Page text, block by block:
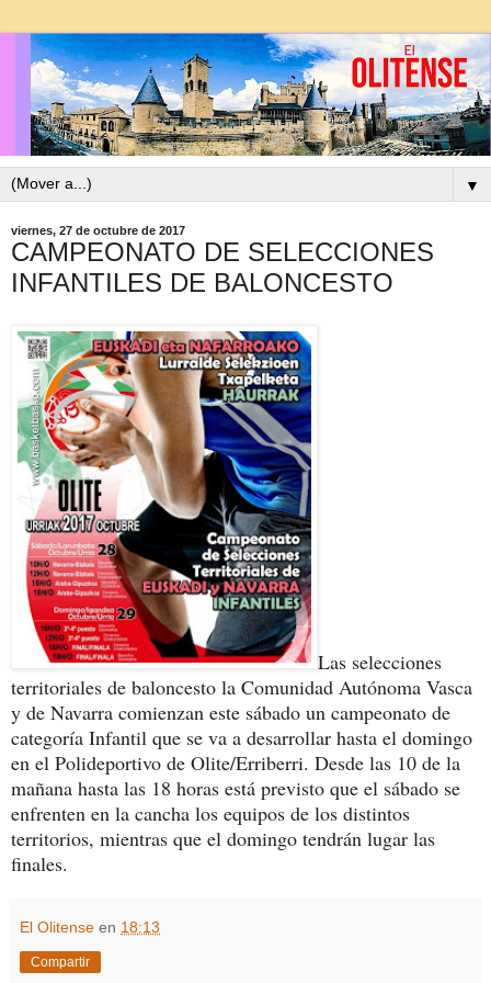
▼
viernes, 27 de octubre de 2017
CAMPEONATO DE SELECCIONES
INFANTILES DE BALONCESTO
Las selecciones
territoriales de baloncesto la Comunidad Autónoma Vasca
y de Navarra comienzan este sábado un campeonato de
categoría Infantil que se va a desarrollar hasta el domingo
en el Polideportivo de Olite/Erriberri. Desde las 10 de la
mañana hasta las 18 horas está previsto que el sábado se
enfrenten en la cancha los equipos de los distintos
territorios, mientras que el domingo tendrán lugar las
finales.
El Olitense en 18:13
Compartir